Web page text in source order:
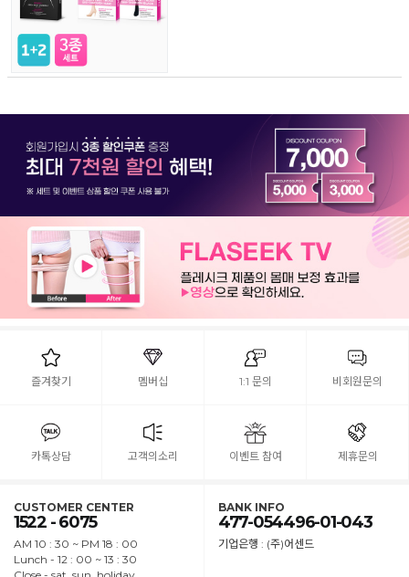
즐겨찾기 멤버십 1:1 문의 비회원문의
카톡상담 고객의소리 이벤트 참여 제휴문의
CUSTOMER CENTER
1522 - 6075
AM 10 : 30 ~ PM 18 : 00
Lunch - 12 : 00 ~ 13 : 30
BANK INFO
477-054496-01-043
기업은행 : (주)어센드